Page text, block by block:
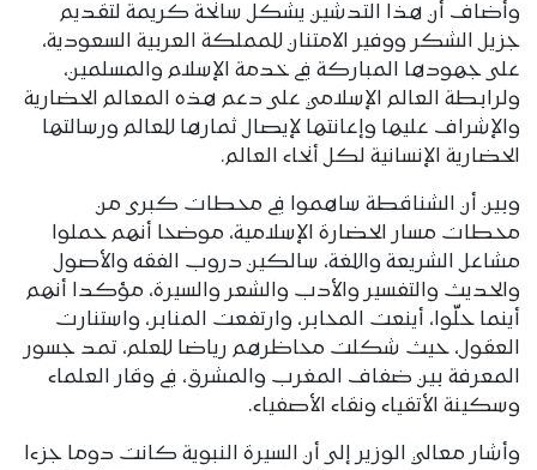
وأضاف أن هذا التدشين يشكل سانحة كريمة لتقديم
جزيل الشكر ووفير الامتنان للمملكة العربية السعودية،
على جهودها المباركة في خدمة الإسلام والمسلمين،
ولرابطة العالم الإسلامي على دعم هذه المعالم الحضارية
والإشراف عليها وإعانتها لإيصال ثمارها للعالم ورسالتها
الحضارية الإنسانية لكل أنحاء العالم.
وبين أن الشناقطة ساهموا في محطات كبرى من
محطات مسار الحضارة الإسلامية، موضحا أنهم حملوا
مشاعل الشريعة واللغة، سالكين دروب الفقه والأصول
والحديث والتفسير والأدب والشعر والسيرة، مؤكدا أنهم
أينما حلّوا، أينعت المحابر، وارتفعت المنابر، واستنارت
العقول، حيث شكلت محاظرهم رياضا للعلم، تمد جسور
المعرفة بين ضفاف المغرب والمشرق، في وقار العلماء
وسكينة الأتقياء ونقاء الأصفياء.
وأشار معالي الوزير إلى أن السيرة النبوية كانت دوما جزءا